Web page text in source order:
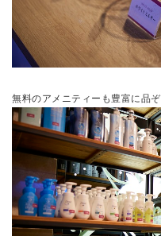
無料のアメニティーも豊富に品